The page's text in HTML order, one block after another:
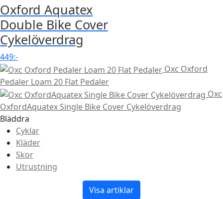
Oxford Aquatex
Double Bike Cover
Cykelöverdrag
449:-
Oxc Oxford
Pedaler Loam 20 Flat Pedaler
Oxc
OxfordAquatex Single Bike Cover Cykelöverdrag
Bläddra
Cyklar
Kläder
Skor
Utrustning
Visa artiklar